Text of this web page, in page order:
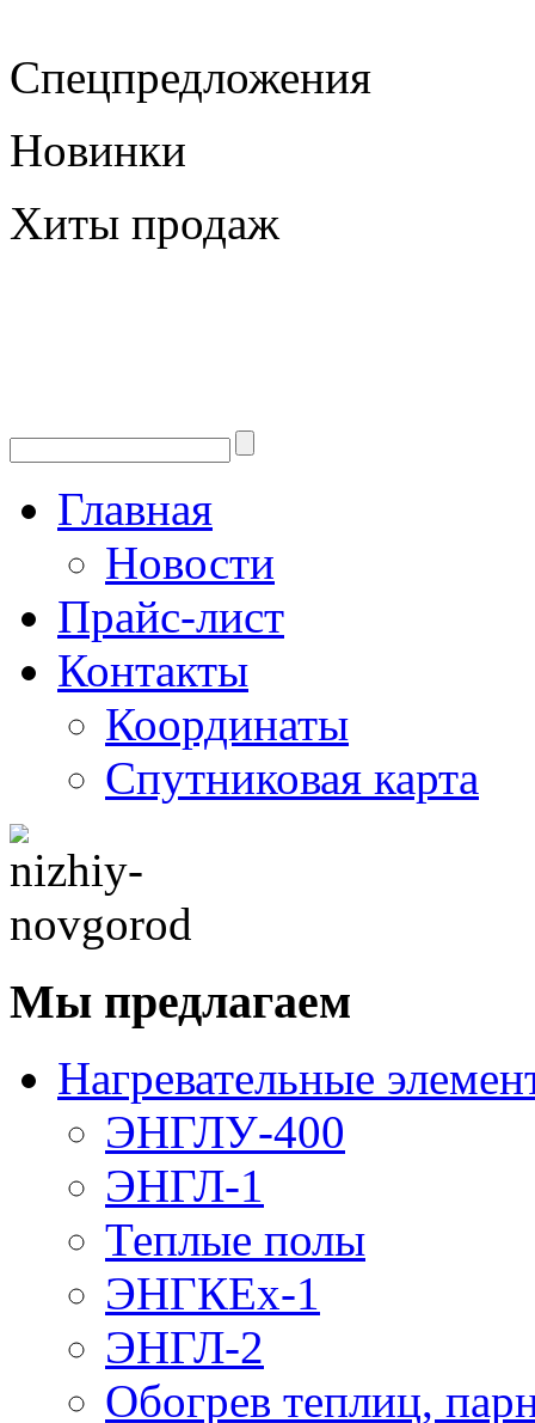
Спецпредложения
Новинки
Хиты продаж
Главная
Новости
Прайс-лист
Контакты
Координаты
Спутниковая карта
Мы предлагаем
Нагревательные
ЭНГЛУ-400
ЭНГЛ-1
Теплые полы
ЭНГКЕх-1
ЭНГЛ-2
Обогрев теплиц,